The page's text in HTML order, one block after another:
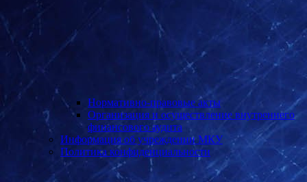
Нормативно-правовые акты
Организация и осуществление внутреннего
финансового аудита
Информация об учреждении МКУ
Политика конфиденциальности